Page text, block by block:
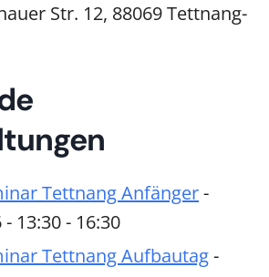
Str. 12, 88069 Tettnang-
Tettnang Anfänger-
13:30 - 16:30
Tettnang Aufbautag-